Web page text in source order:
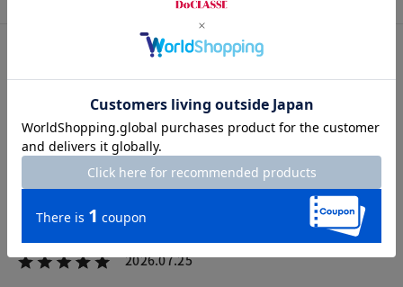
カスタマーレビュー
4.6 3レビュー
2026.07.25